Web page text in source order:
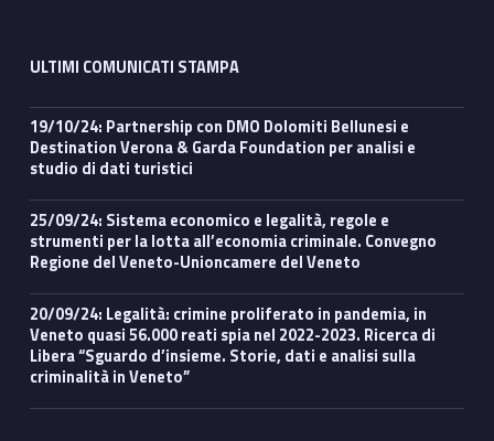
ULTIMI COMUNICATI STAMPA
19/10/24: Partnership con DMO Dolomiti Bellunesi e
Destination Verona & Garda Foundation per analisi e
studio di dati turistici
25/09/24: Sistema economico e legalità, regole e
strumenti per la lotta all’economia criminale. Convegno
Regione del Veneto-Unioncamere del Veneto
20/09/24: Legalità: crimine proliferato in pandemia, in
Veneto quasi 56.000 reati spia nel 2022-2023. Ricerca di
Libera “Sguardo d’insieme. Storie, dati e analisi sulla
criminalità in Veneto”